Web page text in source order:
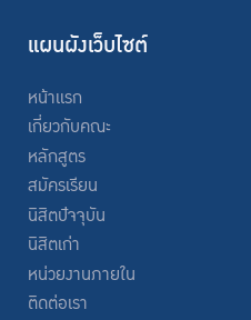
แผนผังเว็บไซต์
หน้าแรก
เกี่ยวกับคณะ
หลักสูตร
สมัครเรียน
นิสิตปัจจุบัน
นิสิตเก่า
หน่วยงานภายใน
ติดต่อเรา